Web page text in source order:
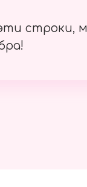
строки,